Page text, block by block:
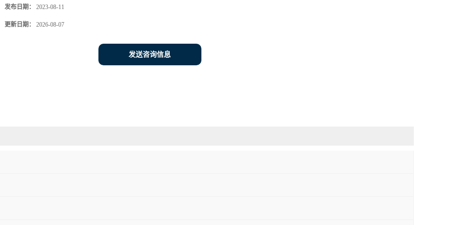
发布日期： 2023-08-11
更新日期： 2026-08-07
发送咨询信息